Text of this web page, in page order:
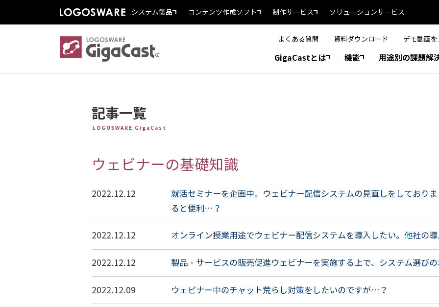
システム製品 コンテンツ作成ソフト 制作サービス ソリューションサービス
よくある質問 資料ダウンロード デモ動画を
GigaCastとは 機能 用途別の課題解
記事一覧
LOGOSWARE GigaCast
ウェビナーの基礎知識
2022.12.12
就活セミナーを企画中。ウェビナー配信システムの見直しをしており
ると便利…？
2022.12.12 オンライン授業用途でウェビナー配信システムを導入したい。他社の
2022.12.12 製品・サービスの販売促進ウェビナーを実施する上で、システム選び
2022.12.09 ウェビナー中のチャット荒らし対策をしたいのですが…？